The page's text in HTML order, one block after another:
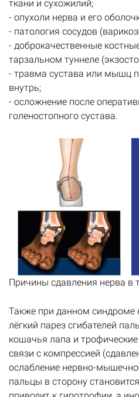
ткани и сухожилий;
- опухоли нерва и его
- патология сосудов
- доброкачественные
тарзальном туннеле
- травма сустава или мышц
внутрь;
- осложнение после
голеностопного сустава.
Причины сдавления нерва в
Также при данном синдроме
лёгкий парез сгибателей
кошачья лапа и
связи с компрессией
ослабление нервно-
пальцы в сторону